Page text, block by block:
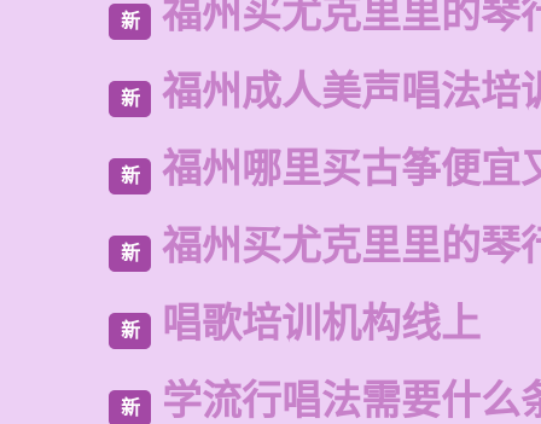
新 福州买尤克里里的琴
新 福州成人美声唱法培
新 福州哪里买古筝便宜
新 福州买尤克里里的琴
新 唱歌培训机构线上
新 学流行唱法需要什么